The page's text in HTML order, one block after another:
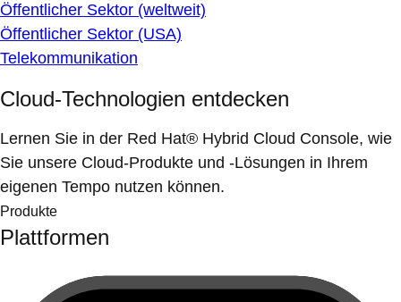
Öffentlicher Sektor (weltweit)
Öffentlicher Sektor (USA)
Telekommunikation
Cloud-Technologien entdecken
Lernen Sie in der Red Hat® Hybrid Cloud Console, wie
Sie unsere Cloud-Produkte und -Lösungen in Ihrem
eigenen Tempo nutzen können.
Produkte
Plattformen